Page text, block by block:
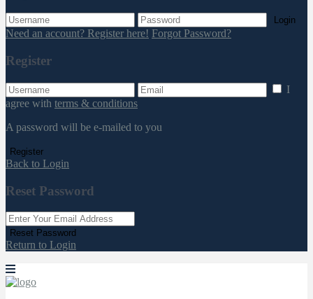
Login
Need an account? Register here! Forgot Password?
Register
I
agree with terms & conditions
A password will be e-mailed to you
Register
Back to Login
Reset Password
Reset Password
Return to Login